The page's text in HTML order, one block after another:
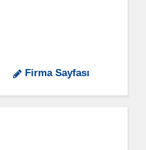
Firma Sayfası